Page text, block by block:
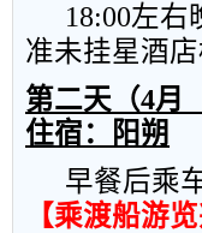
18:00左右
准未挂星酒店
第二天（4月
住宿：阳朔
早餐后乘
【乘渡船游